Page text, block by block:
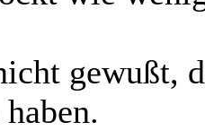
gewußt,